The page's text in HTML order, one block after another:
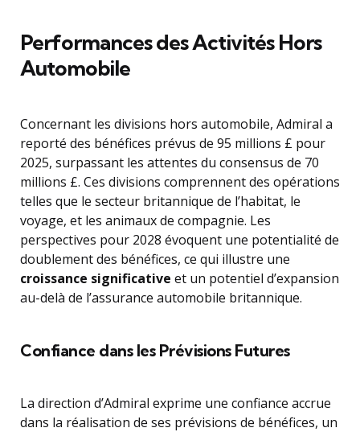
Performances des Activités Hors
Automobile
Concernant les divisions hors automobile, Admiral a
reporté des bénéfices prévus de 95 millions £ pour
2025, surpassant les attentes du consensus de 70
millions £. Ces divisions comprennent des opérations
telles que le secteur britannique de l’habitat, le
voyage, et les animaux de compagnie. Les
perspectives pour 2028 évoquent une potentialité de
doublement des bénéfices, ce qui illustre une
croissance significative et un potentiel d’expansion
au-delà de l’assurance automobile britannique.
Confiance dans les Prévisions Futures
La direction d’Admiral exprime une confiance accrue
dans la réalisation de ses prévisions de bénéfices, un